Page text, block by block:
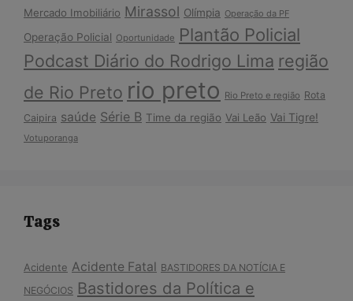
Mercado Imobiliário Mirassol Olímpia Operação da PF
Operação Policial Oportunidade Plantão Policial
Podcast Diário do Rodrigo Lima região
de Rio Preto rio preto Rio Preto e região Rota
Caipira saúde Série B Time da região Vai Leão Vai Tigre!
Votuporanga
Tags
Acidente Acidente Fatal BASTIDORES DA NOTÍCIA E
NEGÓCIOS Bastidores da Política e